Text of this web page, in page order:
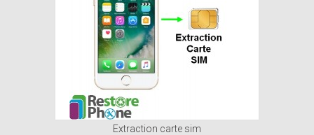
Extraction carte sim